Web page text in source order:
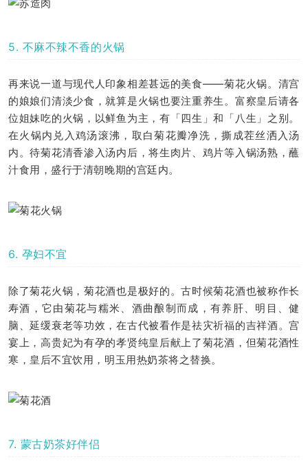
5. 不麻不辣不香的火锅
再来说一道与现代人印象相差甚远的美食——菊花火锅。清宫
的娘娘们清淡少食，就算是火锅也要注重养生。富察皇后请各
位姐妹吃的火锅，以鲜鱼为主，有「四生」和「八生」之别。
在火锅内兑入鸡汤滚沸，取白菊花瓣净洗，撕成茬丝洒入汤
内。待菊花清香渗入汤内后，将生肉片、鸡片等入锅汤熟，蘸
汁食用，盛行于清朝晚期的宫廷内。
6. 孕妇不宜
除了菊花火锅，菊花酒也是极好的。古时候菊花酒也被称作长
寿酒，它由菊花与糯米、酒曲酿制而成，有养肝、明目、健
脑、延缓衰老等功效，在古代被看作是祛灾祈福的吉祥酒。宫
宴上，高贵妃为有孕的孝贤纯皇后献上了菊花酒，但菊花酒性
寒，皇后不宜饮用，明玉用热奶茶将之替换。
7. 蒙古奶茶好伴侣